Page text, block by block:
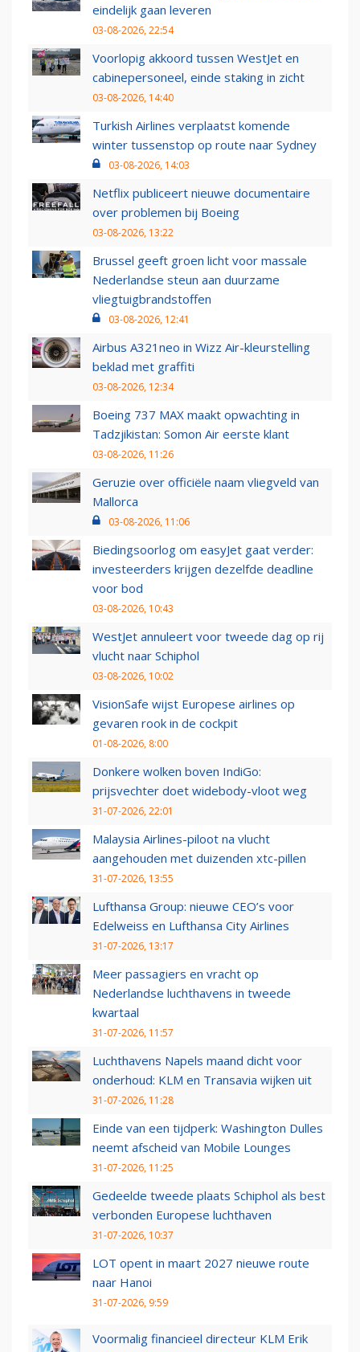
eindelijk gaan leveren
03-08-2026, 22:54
Voorlopig akkoord tussen WestJet en
cabinepersoneel, einde staking in zicht
03-08-2026, 14:40
Turkish Airlines verplaatst komende
winter tussenstop op route naar Sydney
03-08-2026, 14:03
Netflix publiceert nieuwe documentaire
over problemen bij Boeing
03-08-2026, 13:22
Brussel geeft groen licht voor massale
Nederlandse steun aan duurzame
vliegtuigbrandstoffen
03-08-2026, 12:41
Airbus A321neo in Wizz Air-kleurstelling
beklad met graffiti
03-08-2026, 12:34
Boeing 737 MAX maakt opwachting in
Tadzjikistan: Somon Air eerste klant
03-08-2026, 11:26
Geruzie over officiële naam vliegveld van
Mallorca
03-08-2026, 11:06
Biedingsoorlog om easyJet gaat verder:
investeerders krijgen dezelfde deadline
voor bod
03-08-2026, 10:43
WestJet annuleert voor tweede dag op rij
vlucht naar Schiphol
03-08-2026, 10:02
VisionSafe wijst Europese airlines op
gevaren rook in de cockpit
01-08-2026, 8:00
Donkere wolken boven IndiGo:
prijsvechter doet widebody-vloot weg
31-07-2026, 22:01
Malaysia Airlines-piloot na vlucht
aangehouden met duizenden xtc-pillen
31-07-2026, 13:55
Lufthansa Group: nieuwe CEO’s voor
Edelweiss en Lufthansa City Airlines
31-07-2026, 13:17
Meer passagiers en vracht op
Nederlandse luchthavens in tweede
kwartaal
31-07-2026, 11:57
Luchthavens Napels maand dicht voor
onderhoud: KLM en Transavia wijken uit
31-07-2026, 11:28
Einde van een tijdperk: Washington Dulles
neemt afscheid van Mobile Lounges
31-07-2026, 11:25
Gedeelde tweede plaats Schiphol als best
verbonden Europese luchthaven
31-07-2026, 10:37
LOT opent in maart 2027 nieuwe route
naar Hanoi
31-07-2026, 9:59
Voormalig financieel directeur KLM Erik